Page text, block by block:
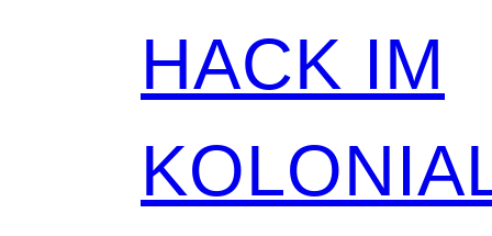
HACK IM